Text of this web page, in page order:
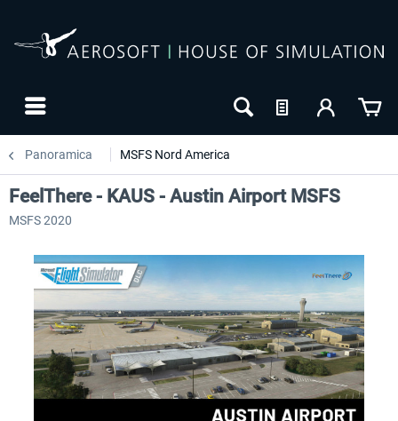
Panoramica MSFS Nord America
FeelThere - KAUS - Austin Airport MSFS
MSFS 2020